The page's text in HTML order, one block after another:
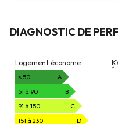
DIAGNOSTIC DE
DE
PERFORMANCE
ÉNERGÉTIQUE
Logement économe
≤ 50
A
51 à 90
B
91 à 150
C
151 à 230
D